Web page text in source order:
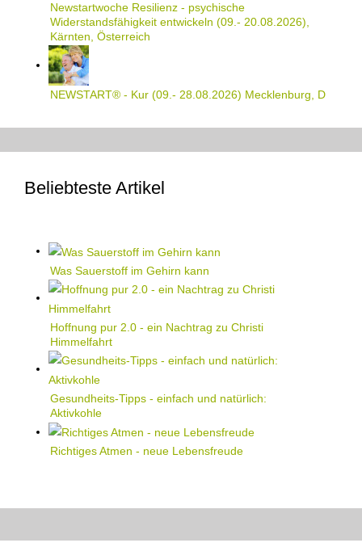
Newstartwoche Resilienz - psychische
Widerstandsfähigkeit entwickeln (09.- 20.08.2026),
Kärnten, Österreich
NEWSTART® - Kur (09.- 28.08.2026) Mecklenburg, D
Beliebteste Artikel
Was Sauerstoff im Gehirn kann
Hoffnung pur 2.0 - ein Nachtrag zu Christi
Himmelfahrt
Gesundheits-Tipps - einfach und natürlich:
Aktivkohle
Richtiges Atmen - neue Lebensfreude